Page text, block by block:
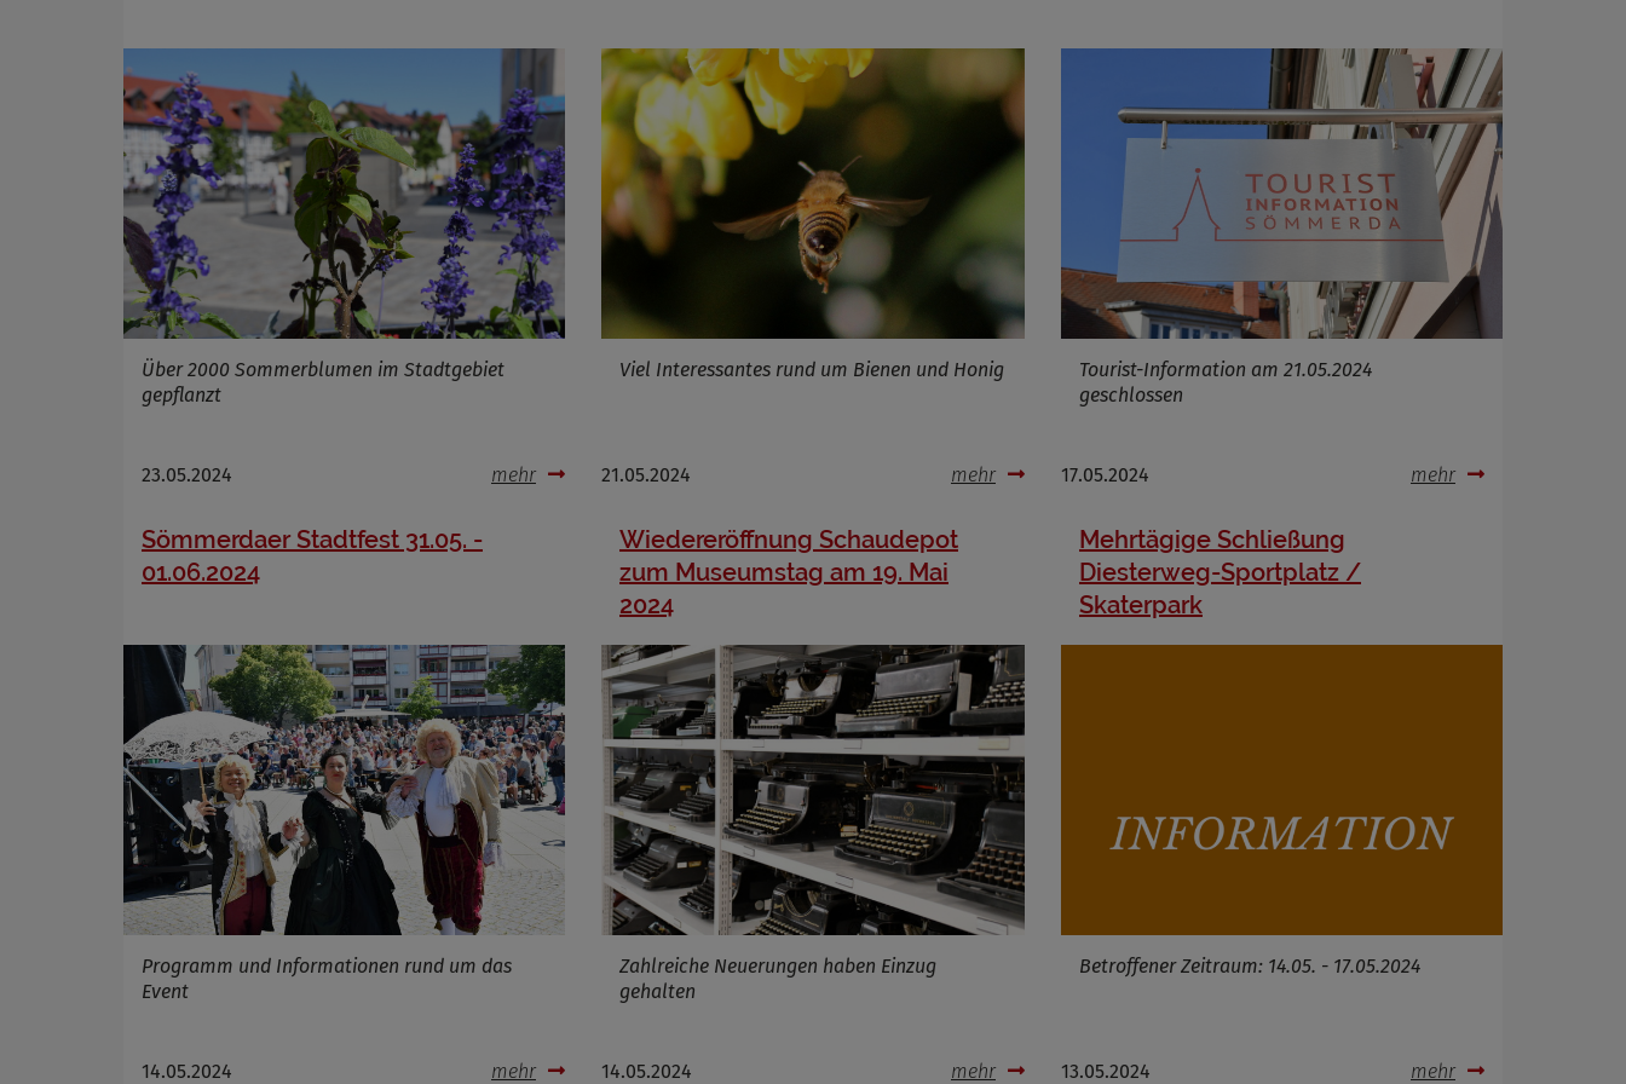
Über 2000 Sommerblumen im Stadtgebiet
gepflanzt
23.05.2024 mehr
Viel Interessantes rund um Bienen und Honig
21.05.2024 mehr
Tourist-Information am 21.05.2024
geschlossen
17.05.2024 mehr
Sömmerdaer Stadtfest 31.05. -
01.06.2024
Programm und Informationen rund um das
Event
14.05.2024 mehr
Wiedereröffnung Schaudepot
zum Museumstag am 19. Mai
2024
Zahlreiche Neuerungen haben Einzug
gehalten
14.05.2024 mehr
Mehrtägige Schließung
Diesterweg-Sportplatz /
Skaterpark
Betroffener Zeitraum: 14.05. - 17.05.2024
13.05.2024 mehr
Infos schließen